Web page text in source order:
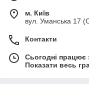
м. Київ
вул. Уманська 17
Контакти
Сьогодні працює
Показати весь